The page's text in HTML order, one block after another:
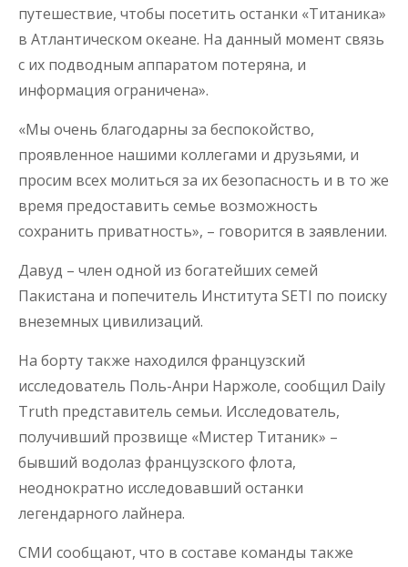
путешествие, чтобы посетить останки «Титаника»
в Атлантическом океане. На данный момент связь
с их подводным аппаратом потеряна, и
информация ограничена».
«Мы очень благодарны за беспокойство,
проявленное нашими коллегами и друзьями, и
просим всех молиться за их безопасность и в то же
время предоставить семье возможность
сохранить приватность», – говорится в заявлении.
Давуд – член одной из богатейших семей
Пакистана и попечитель Института SETI по поиску
внеземных цивилизаций.
На борту также находился французский
исследователь Поль-Анри Наржоле, сообщил Daily
Truth представитель семьи. Исследователь,
получивший прозвище «Мистер Титаник» –
бывший водолаз французского флота,
неоднократно исследовавший останки
легендарного лайнера.
СМИ сообщают, что в составе команды также